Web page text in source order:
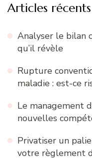
Articles récents
Analyser le bilan
qu’il révèle
Rupture
maladie : est-ce
Le management
nouvelles
Privatiser un
votre règlement